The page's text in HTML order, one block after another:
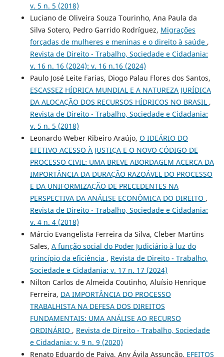
v. 5 n. 5 (2018)
Luciano de Oliveira Souza Tourinho, Ana Paula da
Silva Sotero, Pedro Garrido Rodríguez, Migrações
forçadas de mulheres e meninas e o direito à saúde ,
Revista de Direito - Trabalho, Sociedade e Cidadania:
v. 16 n. 16 (2024): v. 16 n.16 (2024)
Paulo José Leite Farias, Diogo Palau Flores dos Santos,
ESCASSEZ HÍDRICA MUNDIAL E A NATUREZA JURÍDICA
DA ALOCAÇÃO DOS RECURSOS HÍDRICOS NO BRASIL ,
Revista de Direito - Trabalho, Sociedade e Cidadania:
v. 5 n. 5 (2018)
Leonardo Weber Ribeiro Araújo, O IDEÁRIO DO
EFETIVO ACESSO À JUSTIÇA E O NOVO CÓDIGO DE
PROCESSO CIVIL: UMA BREVE ABORDAGEM ACERCA DA
IMPORTÂNCIA DA DURAÇÃO RAZOÁVEL DO PROCESSO
E DA UNIFORMIZAÇÃO DE PRECEDENTES NA
PERSPECTIVA DA ANÁLISE ECONÔMICA DO DIREITO ,
Revista de Direito - Trabalho, Sociedade e Cidadania:
v. 4 n. 4 (2018)
Márcio Evangelista Ferreira da Silva, Cleber Martins
Sales, A função social do Poder Judiciário à luz do
princípio da eficiência , Revista de Direito - Trabalho,
Sociedade e Cidadania: v. 17 n. 17 (2024)
Nilton Carlos de Almeida Coutinho, Aluísio Henrique
Ferreira, DA IMPORTÂNCIA DO PROCESSO
TRABALHISTA NA DEFESA DOS DIREITOS
FUNDAMENTAIS: UMA ANÁLISE AO RECURSO
ORDINÁRIO , Revista de Direito - Trabalho, Sociedade
e Cidadania: v. 9 n. 9 (2020)
Renato Eduardo de Paiva, Any Ávila Assunção, EFEITOS